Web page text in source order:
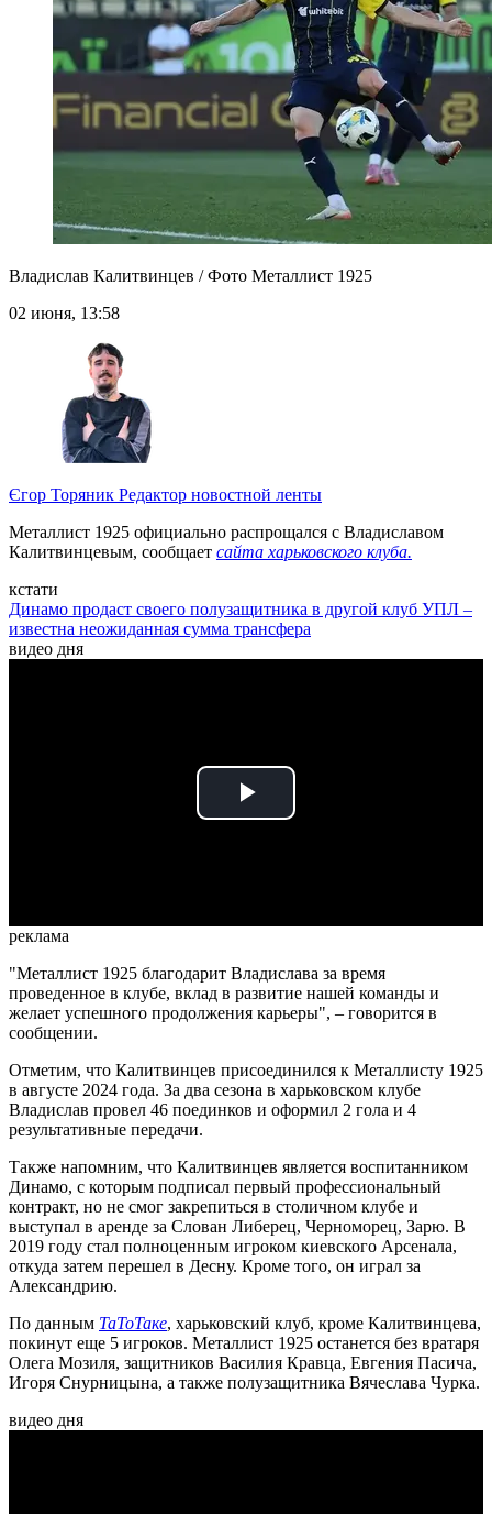
Владислав Калитвинцев / Фото Металлист 1925
02 июня, 13:58
Єгор Торяник Редактор новостной ленты
Металлист 1925 официально распрощался с Владиславом
Калитвинцевым, сообщает сайта харьковского клуба.
кстати
Динамо продаст своего полузащитника в другой клуб УПЛ –
известна неожиданная сумма трансфера
видео дня
Play
реклама
"Металлист 1925 благодарит Владислава за время
проведенное в клубе, вклад в развитие нашей команды и
желает успешного продолжения карьеры", – говорится в
сообщении.
Отметим, что Калитвинцев присоединился к Металлисту 1925
в августе 2024 года. За два сезона в харьковском клубе
Владислав провел 46 поединков и оформил 2 гола и 4
результативные передачи.
Также напомним, что Калитвинцев является воспитанником
Динамо, с которым подписал первый профессиональный
контракт, но не смог закрепиться в столичном клубе и
выступал в аренде за Слован Либерец, Черноморец, Зарю. В
2019 году стал полноценным игроком киевского Арсенала,
откуда затем перешел в Десну. Кроме того, он играл за
Александрию.
По данным ТаТоТаке, харьковский клуб, кроме Калитвинцева,
покинут еще 5 игроков. Металлист 1925 останется без вратаря
Олега Мозиля, защитников Василия Кравца, Евгения Пасича,
Игоря Снурницына, а также полузащитника Вячеслава Чурка.
видео дня